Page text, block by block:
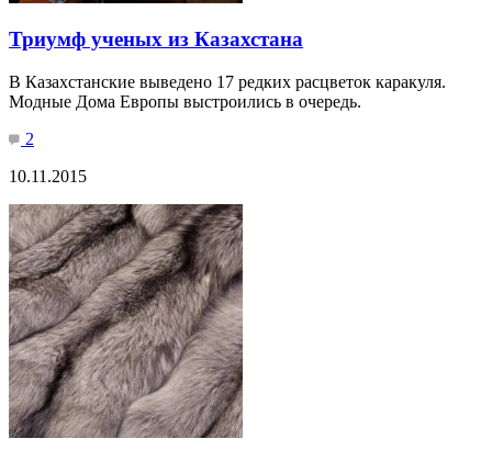
Триумф ученых из Казахстана
В Казахстанские выведено 17 редких расцветок каракуля.
Модные Дома Европы выстроились в очередь.
2
10.11.2015